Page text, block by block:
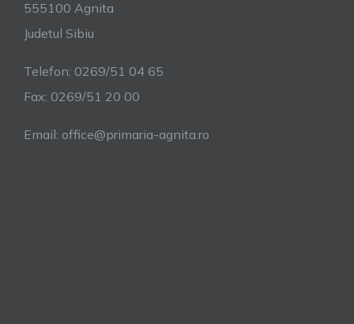
555100 Agnita
Judetul Sibiu
Telefon: 0269/51 04 65
Fax: 0269/51 20 00
Email: office@primaria-agnita.ro